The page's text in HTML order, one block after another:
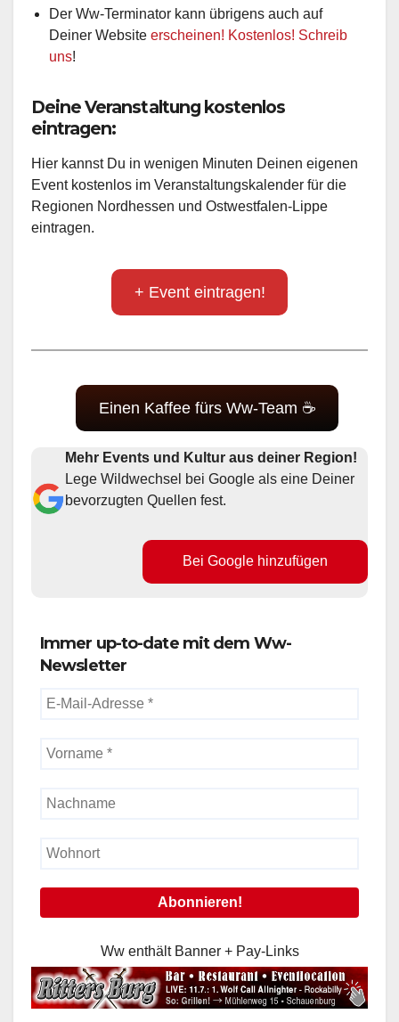
Der Ww-Terminator kann übrigens auch auf
Deiner Website erscheinen! Kostenlos! Schreib
uns!
Deine Veranstaltung kostenlos
eintragen:
Hier kannst Du in wenigen Minuten Deinen eigenen
Event kostenlos im Veranstaltungskalender für die
Regionen Nordhessen und Ostwestfalen-Lippe
eintragen.
+ Event eintragen!
Einen Kaffee fürs Ww-Team ☕
Mehr Events und Kultur aus deiner Region!
Lege Wildwechsel bei Google als eine Deiner
bevorzugten Quellen fest.
Bei Google hinzufügen
Immer up-to-date mit dem Ww-
Newsletter
Ww enthält Banner + Pay-Links